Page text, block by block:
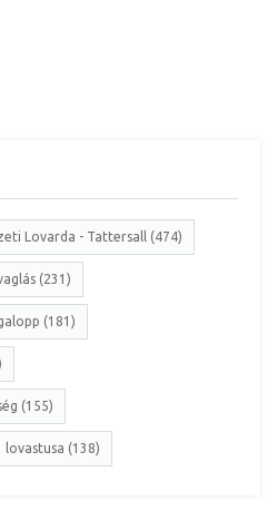
Lovarda - Tattersall (474)
(231)
(181)
(155)
lovastusa (138)